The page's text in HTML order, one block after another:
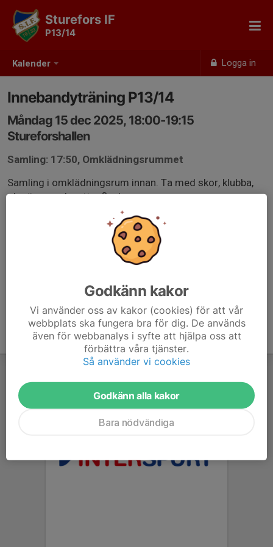
Kalender Logga in
Sturefors IF
P13/14
Innebandyträning P13/14
Måndag 15 dec 2025, 18:00-19:15
Stureforshallen
Samling: 17:50, Omklädningsrummet
Samling i omklädningsrum innan. Ta med skor, klubba,
glasögon och vattenflaska.
Godkänn kakor
Vi använder oss av kakor (cookies) för att vår
webbplats ska fungera bra för dig. De används
även för webbanalys i syfte att hjälpa oss att
förbättra våra tjänster.
Så använder vi cookies
Godkänn alla kakor
Bara nödvändiga